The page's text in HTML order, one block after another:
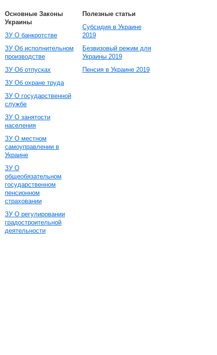
Основные Законы
Украины
ЗУ О банкротстве
ЗУ Об исполнительном
производстве
ЗУ Об отпусках
ЗУ Об охране труда
ЗУ О государственной
службе
ЗУ О занятости
населения
ЗУ О местном
самоуправлении в
Украине
ЗУ О
общеобязательном
государственном
пенсионном
страховании
ЗУ О регулировании
градостроительной
деятельности
Полезные статьи
Субсидия в Украине
2019
Безвизовый режим для
Украины 2019
Пенсия в Украине 2019